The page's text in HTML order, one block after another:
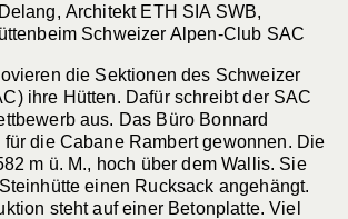
Architekt ETH SIA SWB,
Schweizer Alpen-Club SAC
die Sektionen des Schweizer
ihre Hütten. Dafür schreibt der SAC
aus. Das Büro Bonnard
die Cabane Rambert gewonnen. Die
m ü. M., hoch über dem Wallis. Sie
einen Rucksack angehängt.
steht auf einer Betonplatte. Viel